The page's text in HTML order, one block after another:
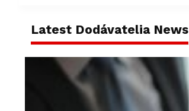
Latest Dodávatelia News